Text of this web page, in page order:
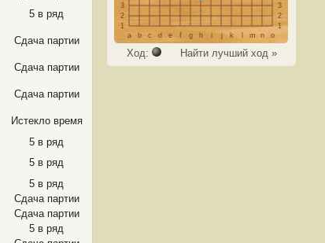
5 в ряд
Сдача партии
Сдача партии
Сдача партии
Истекло время
5 в ряд
5 в ряд
5 в ряд
Сдача партии
Сдача партии
5 в ряд
3
3
2
2
1
1
a
b c d e f g h i j k m n o
Ход: Найти лучший ход »